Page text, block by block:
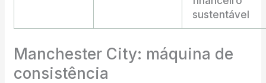
sustentável
Manchester City: máquina de
consistência